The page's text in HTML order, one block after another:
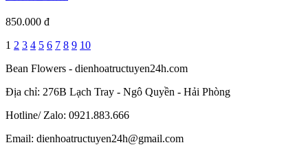
850.000 đ
1 2 3 4 5 6 7 8 9 10
Bean Flowers - dienhoatructuyen24h.com
Địa chỉ: 276B Lạch Tray - Ngô Quyền - Hải Phòng
Hotline/ Zalo: 0921.883.666
Email: dienhoatructuyen24h@gmail.com